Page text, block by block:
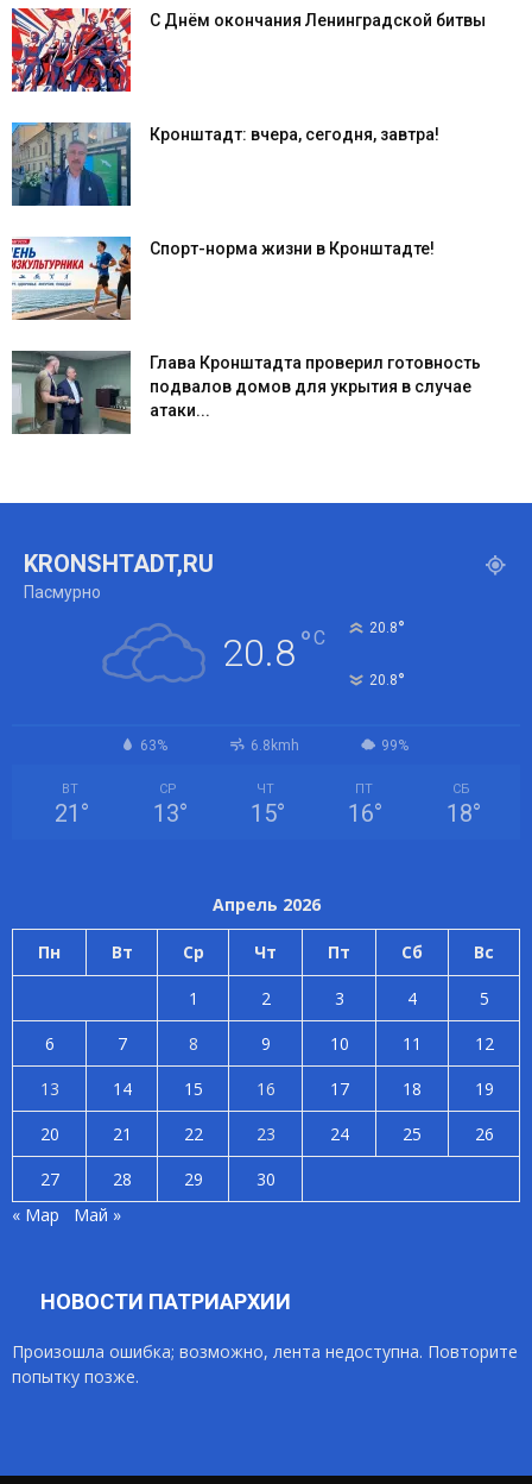
С Днём окончания Ленинградской битвы
Кронштадт: вчера, сегодня, завтра!
Спорт-норма жизни в Кронштадте!
Глава Кронштадта проверил готовность
подвалов домов для укрытия в случае
атаки...
KRONSHTADT,RU
Пасмурно
20.8°C 20.8°
20.8°
63% 6.8kmh 99%
ВТ
21 °
СР
13°
ЧТ
15°
ПТ
16°
СБ
18°
Апрель 2026
Пн Вт Ср Чт Пт Сб Вс
1 2 3 4
5
6
7 8 9 10 11
12
13
14 15 16 17 18
19
20
21 22 23 24 25
26
27
28 29
30
« Мар
Май »
НОВОСТИ ПАТРИАРХИИ
Произошла ошибка; возможно, лента недоступна. Повторите
попытку позже.